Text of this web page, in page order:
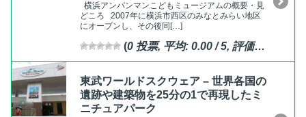
横浜アンパンマンこどもミュージアムの概要・見
どころ 2007年に横浜市西区のみなとみらい地区
にオープンし、その後同[…]
(0 投票, 平均: 0.00 / 5, 評価済
東武ワールドスクウェア – 世界各国の
遺跡や建築物を25分の1で再現したミ
ニチュアパーク